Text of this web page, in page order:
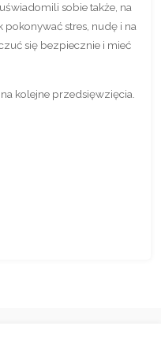
sobie także, na
stres, nudę i na
się bezpiecznie i mieć
kolejne przedsięwzięcia.